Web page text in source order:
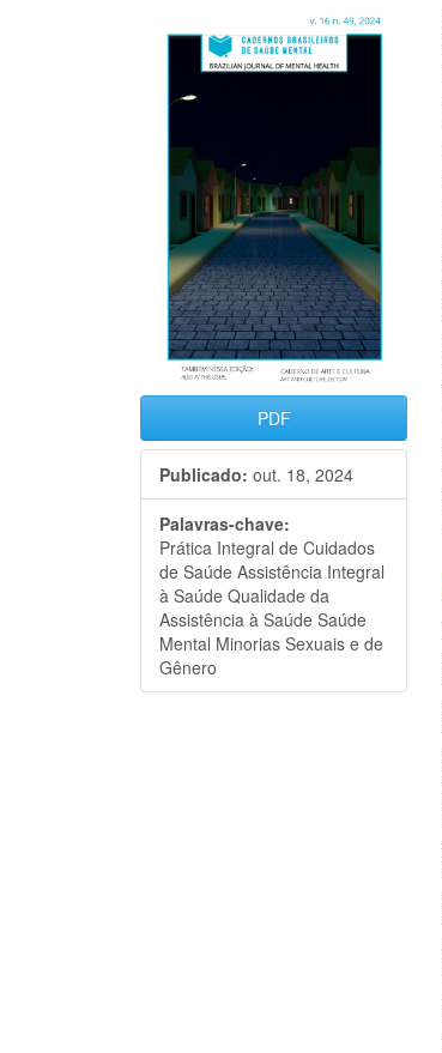
Barra
lateral
de
artigos
PDF
Publicado: out. 18, 2024
Palavras-chave:
Prática Integral de Cuidados
de Saúde Assistência Integral
à Saúde Qualidade da
Assistência à Saúde Saúde
Mental Minorias Sexuais e de
Gênero